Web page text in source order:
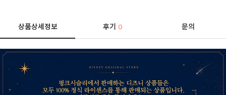
상품상세정보 후기0 문의